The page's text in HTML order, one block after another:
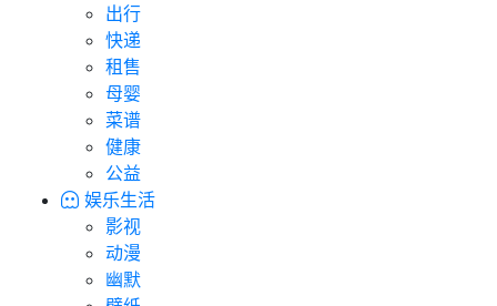
出行
快递
租售
母婴
菜谱
健康
公益
娱乐生活
影视
动漫
幽默